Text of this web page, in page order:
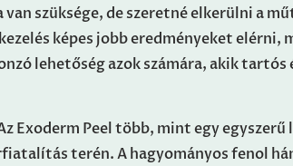
szüksége, de szeretné elkerülni a
képes jobb eredményeket
lehetőség azok számára, akik
Exoderm Peel több, mint egy
terén. A hagyományos fenol